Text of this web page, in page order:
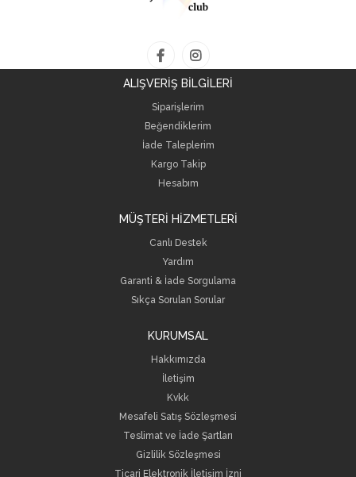
ALIŞVERİŞ BİLGİLERİ
Siparişlerim
Beğendiklerim
İade Taleplerim
Kargo Takip
Hesabım
MÜŞTERİ HİZMETLERİ
Canlı Destek
Yardım
Garanti & İade Sorgulama
Sıkça Sorulan Sorular
KURUMSAL
Hakkımızda
İletişim
Kvkk
Mesafeli Satış Sözleşmesi
Teslimat ve İade Şartları
Gizlilik Sözleşmesi
Ticari Elektronik İletişim İzni